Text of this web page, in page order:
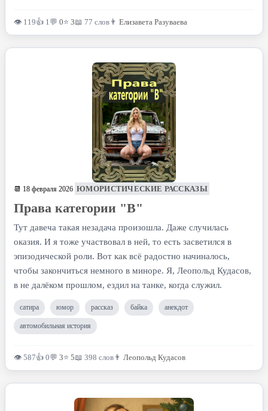
👁 119👍 1💬 0⭐ 3📖 77 слов 👨 Елизавета Разуваева
📆 18 февраля 2026 ЮМОРИСТИЧЕСКИЕ РАССКАЗЫ
Права категории "В"
Тут давеча такая незадача произошла. Даже случилась
оказия. И я тоже участвовал в ней, то есть засветился в
эпизодической роли. Вот как всё радостно начиналось,
чтобы закончиться немного в миноре. Я, Леопольд Кудасов,
в не далёком прошлом, ездил на танке, когда служил.
сатира юмор рассказ байка анекдот
автомобильная история
👁 587👍 0💬 3⭐ 5📖 398 слов 👨 Леопольд Кудасов